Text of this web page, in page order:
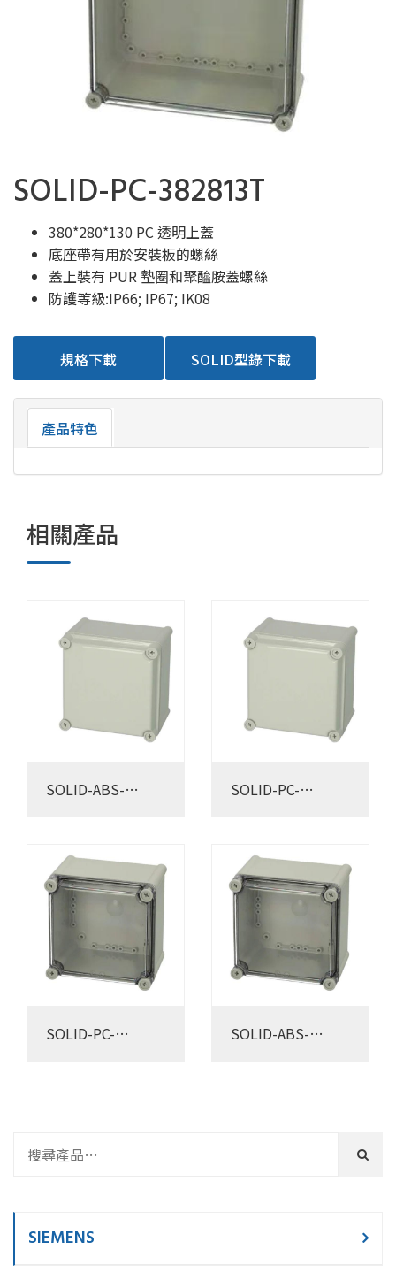
SOLID-PC-382813T
380*280*130 PC 透明上蓋
底座帶有用於安裝板的螺絲
蓋上裝有 PUR 墊圈和聚醯胺蓋螺絲
防護等級:IP66; IP67; IK08
規格下載 SOLID型錄下載
產品特色
相關產品
SOLID-ABS-
SOLID-PC-
SOLID-PC-
SOLID-ABS-
SIEMENS